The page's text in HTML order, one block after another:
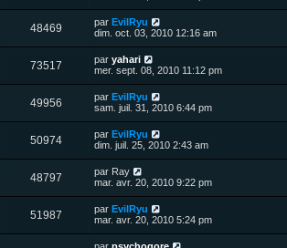
g
e
s
s
a
g
e
s
r
m
e
s
s
a
g
e
u
s
i
e
r
m
e
s
s
a
g
e
48469V
u
s
D
e
i
e
r
m
e
s
s
a
g
e
par EvilRyu
dim. oct. 03, 2010 12:16 am
73517V
u
s
D
e
i
e
r
m
e
s
s
a
g
e
par yahari
mer. sept. 08, 2010 11:12 pm
49956V
u
s
D
e
i
e
r
m
e
s
s
a
g
e
par EvilRyu
sam. juil. 31, 2010 6:44 pm
50974V
u
s
D
e
i
e
r
m
e
s
s
par EvilRyu
dim. juil. 25, 2010 2:43 am
48797V
u
D
e
i
e
r
par Ray
mar. avr. 20, 2010 9:22 pm
51987V
u
D
e
par EvilRyu
mar. avr. 20, 2010 5:24 pm
D
par psychogore